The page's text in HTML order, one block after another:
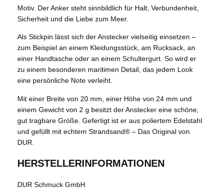
Motiv. Der Anker steht sinnbildlich für Halt, Verbundenheit,
Sicherheit und die Liebe zum Meer.
Als Stickpin lässt sich der Anstecker vielseitig einsetzen –
zum Beispiel an einem Kleidungsstück, am Rucksack, an
einer Handtasche oder an einem Schultergurt. So wird er
zu einem besonderen maritimen Detail, das jedem Look
eine persönliche Note verleiht.
Mit einer Breite von 20 mm, einer Höhe von 24 mm und
einem Gewicht von 2 g besitzt der Anstecker eine schöne,
gut tragbare Größe. Gefertigt ist er aus poliertem Edelstahl
und gefüllt mit echtem Strandsand® – Das Original von
DUR.
HERSTELLERINFORMATIONEN
DUR Schmuck GmbH